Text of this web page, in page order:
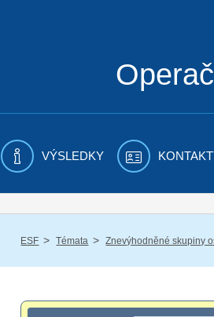
VÝSLEDKY
ESF / Témata / Znevýhodněné skupiny